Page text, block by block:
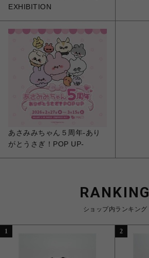
EXHIBITION
あさみみちゃん５周年-あり
がとうさぎ！POP UP-
RANKING
ショップ内ランキング
1 2